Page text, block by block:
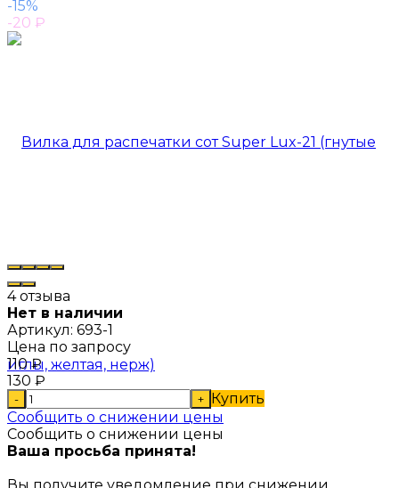
-15%
-20 ₽
4 отзыва
Нет в наличии
Артикул: 693-1
Цена по запросу
110₽
130 ₽
- + Купить
Сообщить о снижении цены
Сообщить о снижении цены
Ваша просьба принята!